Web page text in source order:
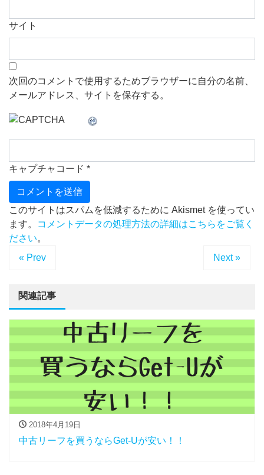
サイト
次回のコメントで使用するためブラウザーに自分の名前、
メールアドレス、サイトを保存する。
キャプチャコード *
このサイトはスパムを低減するために Akismet を使ってい
ます。
コメントデータの処理方法の詳細はこちらをご覧く
ださい。
« Prev
Next »
関連記事
2018年4月19日
中古リーフを買うならGet-Uが安い！！